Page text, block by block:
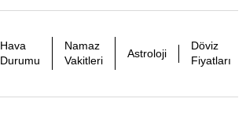
Hava
Durumu
Namaz
Vakitleri
Astroloji
Döviz
Fiyatları